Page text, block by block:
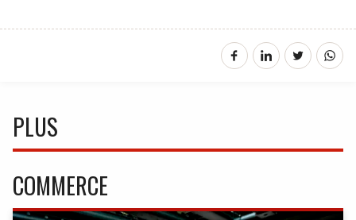
PLUS
COMMERCE